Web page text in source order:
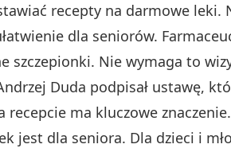
recepty na darmowe
dla seniorów.
Nie wymaga to
Duda podpisał ustawę,
recepcie ma kluczowe
jest dla seniora. Dla dzieci i